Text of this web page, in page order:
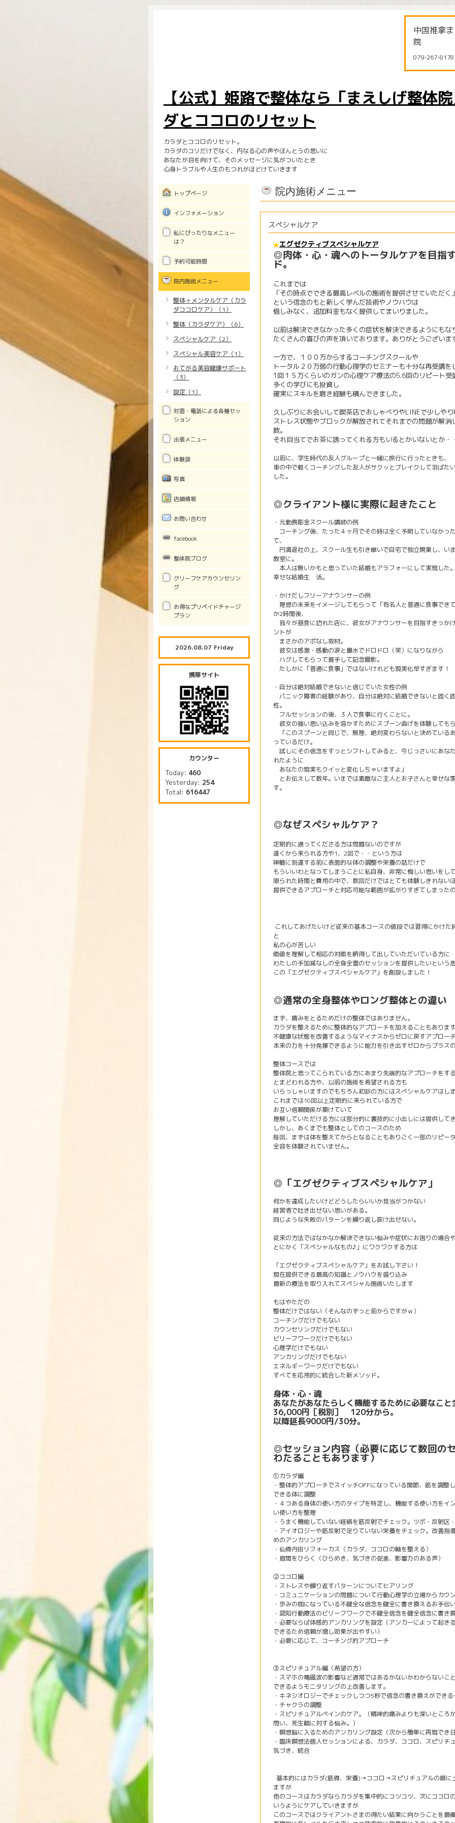
中国推拿
院
079-267-8178
【公式】姫路で整体なら「まえしげ整体
ダとココロのリセット
カラダとココロのリセット。
カラダのコリだけでなく、内なる心の声やほんとうの思いに
あなたが目を向けて、そのメッセージに気がついたとき
心身トラブルや人生のもつれがほどけていきます
院内施術メニュー
スペシャルケア
エグゼクティブスペシャルケア
◎肉体・心・魂へのトータルケアを目指
ド。
これまでは
「その時点でできる最高レベルの施術を提供させていただ
という信念のもと新しく学んだ技術やノウハウは
惜しみなく、追加料金もなく提供してまいりました。
以前は解決できなかった多くの症状を解決できるようにもな
たくさんの喜びの声を頂いております。ありがとうございま
一方で、１００万からするコーチングスクールや
トータル２０万弱の行動心理学のセミナーも十分な再受講を
1回１５万くらいのガンの心理ケア療法の5.6回のリピート
多くの学びにも投資し
確実にスキルを磨き経験も積んできました。
久しぶりにお会いして喫茶店でおしゃべりやLINEで少しや
ストレス状態やブロックが解放されてそれまでの問題が解消
数。
それ目当てでお茶に誘ってくれる方もいるとかいないとか・
以前に、学生時代の友人グループと一緒に旅行に行ったときも、
車の中で軽くコーチングした友人がサクッとブレイクして羽ばた
した。
◎クライアント様に実際に起きたこと
・元勤務彫金スクール講師の例
コーチング後、たった４ヶ月でその時は全く予期していなかっ
て、
円満退社の上、スクール生も引き継いで自宅で独立開業し、い
教室に。
本人は無いかもと思っていた結婚もアラフォーにして実現した
幸せな結婚生 活。
・かけだしフリーアナウンサーの例
理想の未来をイメージしてもらって「有名人と普通に食事でき
か2時間後、
我々が昼食に訪れた店に、彼女がアナウンサーを目指すきっか
ントが
まさかのアポなし取材。
彼女は感激・感動の涙と鼻水でドロドロ（笑）になりながら
ハグしてもらって握手して記念撮影。
たしかに「普通に食事」ではないけれども現実化早すぎます！
・自分は絶対結婚できないと信じていた女性の例
パニック障害の経験があり、自分は絶対に結婚できないと固く
性。
フルセッションの後、３人で食事に行くことに。
彼女の強い思い込みを溶かすためにスプーン曲げを体験しても
「このスプーンと同じで、無理、絶対変わらないと決めている
っているだけ。
試しにその信念をすっとシフトしてみると、今じっさいにあな
れたように
あなたの現実もクイッと変化しちゃいますよ」
とお伝えして数年。いまでは素敵なご主人とお子さんと幸せな
す。
◎なぜスペシャルケア？
定期的に通ってくださる方は問題ないのですが
遠くから来られる方や1，2回で・・という方は
神髄に到達する前に表面的な体の調整や栄養の話だけで
もういいわとなってしまうことに私自身、非常に悔しい思いをし
限られた時間と費用の中で、数回だけではとても体験しきれない
提供できるアプローチと対応可能な範囲が拡がりすぎてしまった
これしてあげたいけど従来の基本コースの値段では習得にかけた
と
私の心が苦しい
価値を理解して相応の対価を納得して出していただいている方に
わたしの手加減なしの全身全霊のセッションを提供したいという
この「エグゼクティブスペシャルケア」を創設しました！
◎通常の全身整体やロング整体との違い
まず、痛みをとるためだけの整体ではありません。
カラダを整えるために整体的なアプローチを加えることもありま
不健康な状態を改善するようなマイナスからゼロに戻すアプロー
本来の力を十分発揮できるように能力を引き出すゼロからプラス
整体コースでは
整体院と思ってこられている方にあまり先端的なアプローチをす
とまどわれる方や、以前の施術を希望される方も
いらっしゃいますのでもちろん初診の方にはスペシャルケアはし
これまでは10回以上定期的に来られている方で
お互い信頼関係が築けていて
理解していただける方には部分的に裏技的に小出しには提供して
しかし、あくまでも整体としてのコースのため
毎回、まずは体を整えてからとなることもありごく一部のリピー
全容を体験されていません。
◎「エグゼクティブスペシャルケア」
何かを達成したいけどどうしたらいいか見当がつかない
経営者で吐き出せない思いがある。
同じような失敗のパターンを繰り返し抜け出せない。
従来の方法ではなかなか解決できない悩みや症状にお困りの場合
とにかく「スペシャルなもの♪」にワクワクする方は
「エグゼクティブスペシャルケア」をお試し下さい！
現在提供できる最高の知識とノウハウを盛り込み
最新の療法を取り入れてスペシャル施術いたします
もはやただの
整体だけではない（そんなのずっと前からですがｗ）
コーチングだけでもない
カウンセリングだけでもない
ビリーフワークだけでもない
心理学だけでもない
アンカリングだけでもない
エネルギーワークだけでもない
すべてを応用的に統合した新メソッド。
身体・心・魂
あなたがあなたらしく機能するために必要なこ
36,000円［税別］ 120分から。
以降延長9000円/30分。
◎セッション内容（必要に応じて数回の
わたることもあります）
①カラダ編
・整体的アプローチでスイッチOFFになっている関節、筋を調整
できる体に調整
・４つある身体の使い方のタイプを特定し、機能する使い方をイ
い使い方を整理
・うまく機能していない経絡を筋反射でチェック。ツボ・反射区
・アイオロジーや筋反射で足りていない栄養をチェック。改善指
めのアンカリング
・仙骨丹田リフォーカス（カラダ、ココロの軸を整える）
・眉間をひらく（ひらめき、気づきの促進、影響力のある声）
②ココロ編
・ストレスや繰り返すパターンについてヒアリング
・コミュニケーションの問題について行動心理学の立場からカウ
・歩みの枷になっている不健全な信念を健全に書き換えるお手伝
・認知行動療法のビリーフワークで不健全信念を健全信念に書き
・必要ならば体感的アンカリングを設定（アンカーによって起き
できるため信頼が増し効果が出やすい）
・必要に応じて、コーチング的アプローチ
③スピリチュアル編（希望の方）
・スマホの電磁波の影響など通常ではあるかないかわからないこ
できるようモニタリングの上改善します。
・キネシオロジーでチェックしつつ5秒で信念の書き換えができ
・チャクラの調整
・スピリチュアルペインのケア。（精神的痛みよりも深いところ
問い、死生観に対する悩み。）
・瞑想脳に入るためのアンカリング設定（次から簡単に再現でき
・臨床瞑想法個人セッションによる、カラダ、ココロ、スピリチ
気づき、統合
基本的にはカラダ(筋骨、栄養)→ココロ→スピリチュアルの順に
ますが
他のコースはカラダならカラダを集中的にコツコツ、次にココロ
いうようにケアしていきますが
このコースではクライアントさまの得たい結果に向かうことを最
トップページ
インフォメーション
私にぴったりなメニュー
は？
予約可能時間
院内施術メニュー
整体＋メンタルケア（カラ
ダココロケア）（1）
整体（カラダケア）（6）
スペシャルケア（2）
スペシャル美容ケア（1）
おてがる美容健康サポート
（3）
設定（1）
対面・電話による各種セッ
ション
出張メニュー
体験談
写真
店舗情報
お問い合わせ
facebook
整体院ブログ
グリーフケアカウンセリン
グ
お得なプリペイドチャージ
プラン
2026.08.07 Friday
携帯サイト
カウンター
Today: 460
Yesterday: 254
Total: 616447